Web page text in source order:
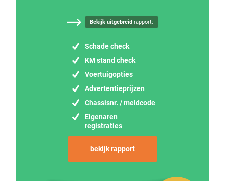
Bekijk uitgebreidrapport:
Schade check
KM stand check
Voertuigopties
Advertentieprijzen
Chassisnr. / meldcode
Eigenaren
registraties
bekijk rapport